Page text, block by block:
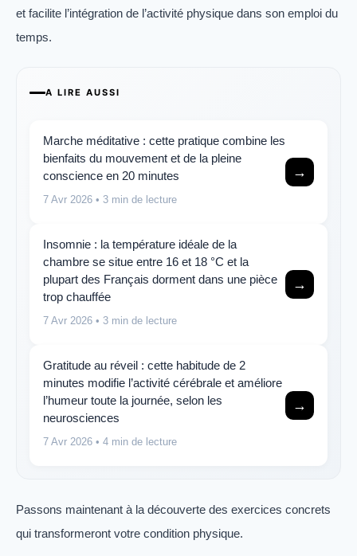
et facilite l’intégration de l’activité physique dans son emploi du
temps.
A LIRE AUSSI
Marche méditative : cette pratique combine les
bienfaits du mouvement et de la pleine
conscience en 20 minutes
7 Avr 2026 • 3 min de lecture
→
Insomnie : la température idéale de la
chambre se situe entre 16 et 18 °C et la
plupart des Français dorment dans une pièce
trop chauffée
7 Avr 2026 • 3 min de lecture
→
Gratitude au réveil : cette habitude de 2
minutes modifie l’activité cérébrale et améliore
l’humeur toute la journée, selon les
neurosciences
7 Avr 2026 • 4 min de lecture
→
Passons maintenant à la découverte des exercices concrets
qui transformeront votre condition physique.